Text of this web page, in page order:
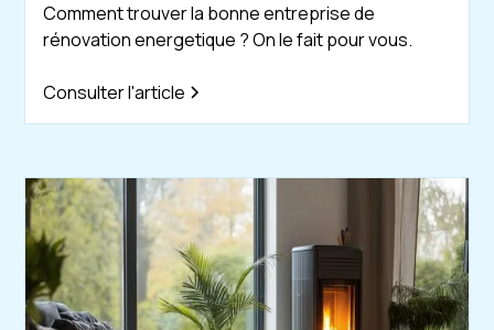
Comment trouver la bonne entreprise de
rénovation energetique ? On le fait pour vous.
Consulter l'article